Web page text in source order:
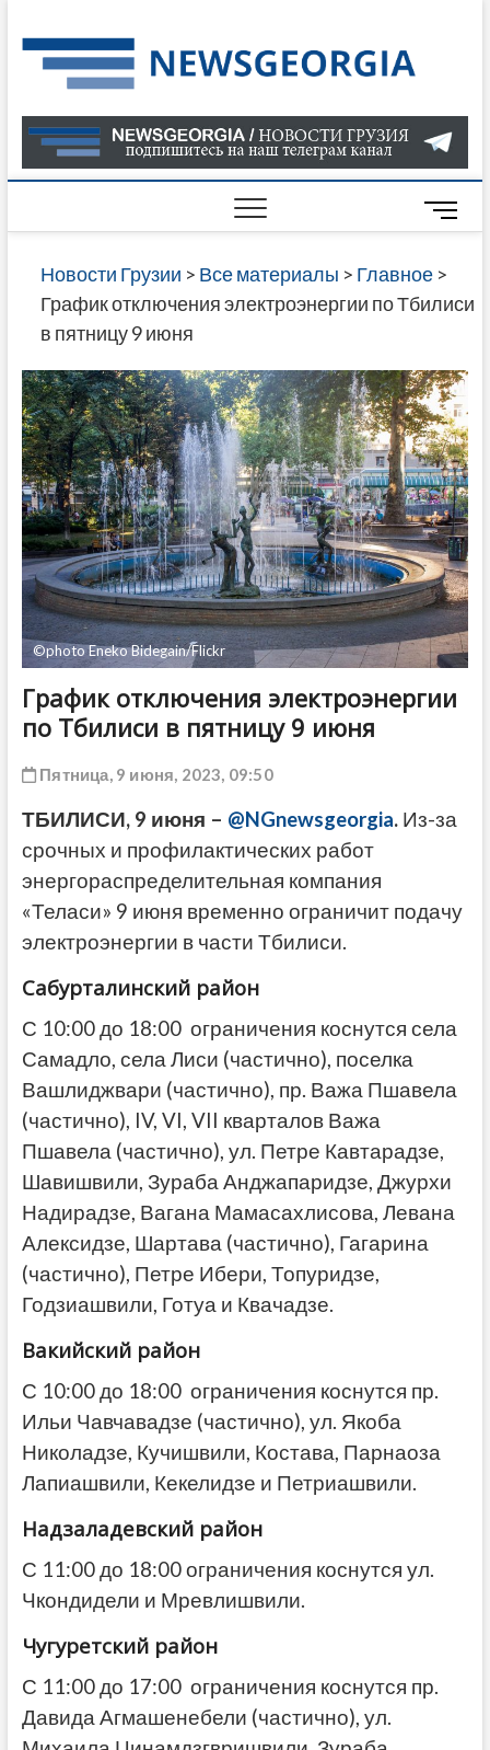
to
content
О
В
ГРУЗИИ
САЙТЕ
M
e
n
u
t
t
o
n
Новости Грузии > Все материалы > Главное>
График отключения электроэнергии по Тбилиси
в пятницу 9 июня
©photo Eneko Bidegain/Flickr
График отключения электроэнергии
по Тбилиси в пятницу 9 июня
Пятница, 9 июня, 2023, 09:50
ТБИЛИСИ, 9 июня – @NGnewsgeorgia.Из-за
срочных и профилактических работ
энергораспределительная компания
«Теласи» 9 июня временно ограничит подачу
электроэнергии в части Тбилиси.
Сабурталинский район
С 10:00 до 18:00 ограничения коснутся села
Самадло, села Лиси (частично), поселка
Вашлиджвари (частично), пр. Важа Пшавела
(частично), IV, VI, VII кварталов Важа
Пшавела (частично), ул. Петре Кавтарадзе,
Шавишвили, Зураба Анджапаридзе, Джурхи
Надирадзе, Вагана Мамасахлисова, Левана
Алексидзе, Шартава (частично), Гагарина
(частично), Петре Ибери, Топуридзе,
Годзиашвили, Готуа и Квачадзе.
Вакийский район
С 10:00 до 18:00 ограничения коснутся пр.
Ильи Чавчавадзе (частично), ул. Якоба
Николадзе, Кучишвили, Костава, Парнаоза
Лапиашвили, Кекелидзе и Петриашвили.
Надзаладевский район
С 11:00 до 18:00 ограничения коснутся ул.
Чкондидели и Мревлишвили.
Чугуретский район
С 11:00 до 17:00 ограничения коснутся пр.
Давида Агмашенебели (частично), ул.